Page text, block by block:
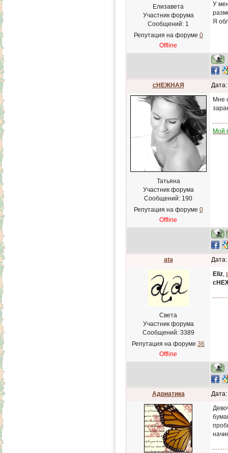
Елизавета
Участник форума
Сообщений: 1
Репутация на форуме 0
Offline
У
Я
сНЕЖНАЯ
Татьяна
Участник форума
Сообщений: 190
Репутация на форуме 0
Offline
Мне
Мой
ata
Света
Участник форума
Сообщений: 3389
Репутация на форуме 36
Offline
Eliz,
Адриатика